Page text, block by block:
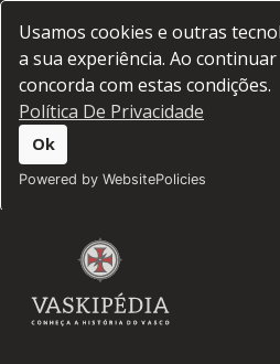
Usamos cookies e outras
a sua experiência. Ao
concorda com estas condições.
Política De Privacidade
Ok
Powered by WebsitePolicies